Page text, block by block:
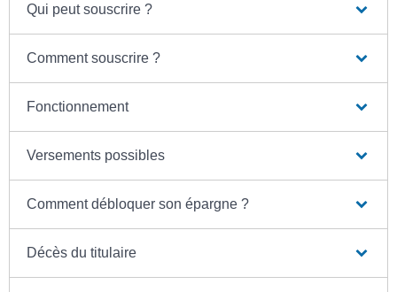
Qui peut souscrire ?
Comment souscrire ?
Fonctionnement
Versements possibles
Comment débloquer son épargne ?
Décès du titulaire